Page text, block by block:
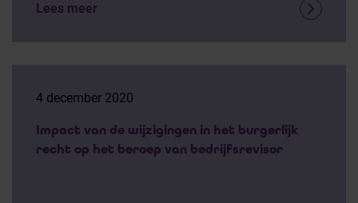
Lees meer
4 december 2020
Impact van de wijzigingen in het burgerlijk
recht op het beroep van bedrijfsrevisor